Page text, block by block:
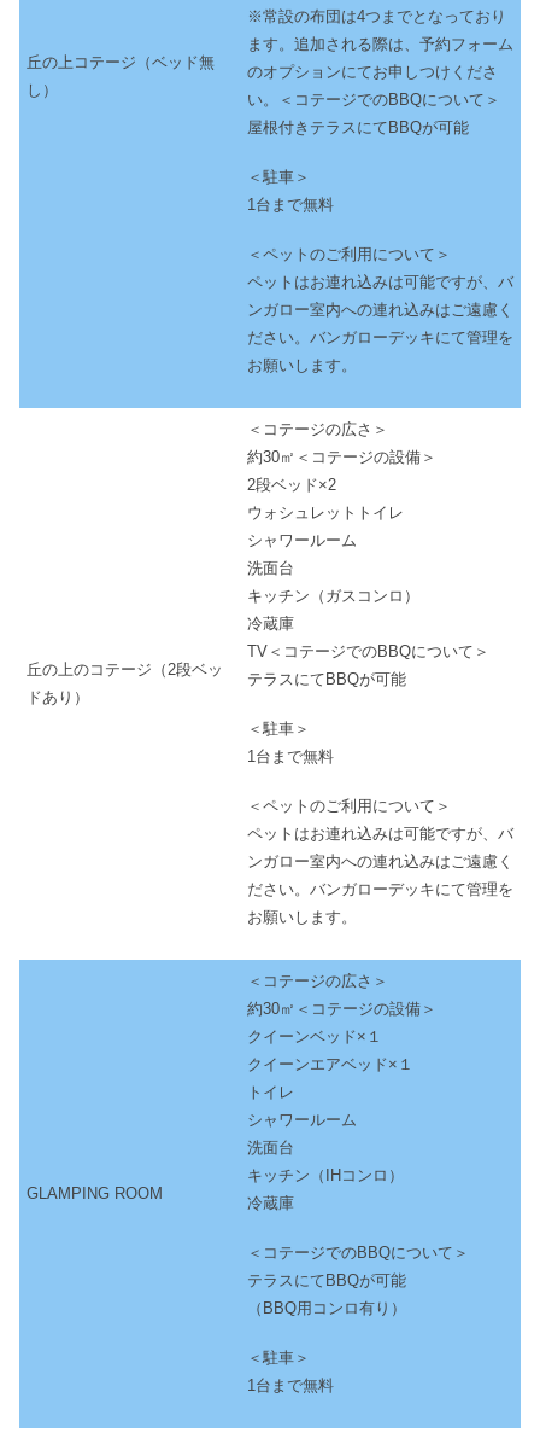
丘の上コテージ（ベッド無
し）
※常設の布団は4つまでとなっており
ます。追加される際は、予約フォーム
のオプションにてお申しつけくださ
い。＜コテージでのBBQについて＞
屋根付きテラスにてBBQが可能
＜駐車＞
1台まで無料
＜ペットのご利用について＞
ペットはお連れ込みは可能ですが、バ
ンガロー室内への連れ込みはご遠慮く
ださい。バンガローデッキにて管理を
お願いします。
丘の上のコテージ（2段ベッ
ドあり）
＜コテージの広さ＞
約30㎡＜コテージの設備＞
2段ベッド×2
ウォシュレットトイレ
シャワールーム
洗面台
キッチン（ガスコンロ）
冷蔵庫
TV＜コテージでのBBQについて＞
テラスにてBBQが可能
＜駐車＞
1台まで無料
＜ペットのご利用について＞
ペットはお連れ込みは可能ですが、バ
ンガロー室内への連れ込みはご遠慮く
ださい。バンガローデッキにて管理を
お願いします。
GLAMPING ROOM
＜コテージの広さ＞
約30㎡＜コテージの設備＞
クイーンベッド×１
クイーンエアベッド×１
トイレ
シャワールーム
洗面台
キッチン（IHコンロ）
冷蔵庫
＜コテージでのBBQについて＞
テラスにてBBQが可能
（BBQ用コンロ有り）
＜駐車＞
1台まで無料